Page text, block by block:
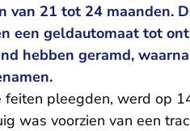
21 tot 24 maanden.
een geldautomaat tot
hebben geramd,
pleegden, werd op
was voorzien van een